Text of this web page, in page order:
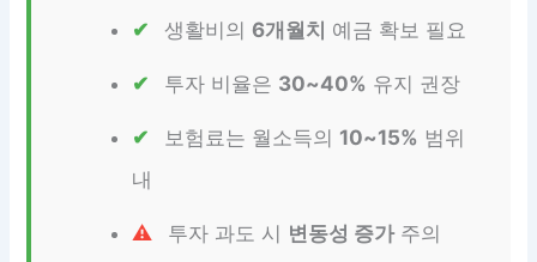
생활비의 6개월치 예금 확보 필요
투자 비율은 30~40% 유지 권장
보험료는 월소득의 10~15% 범위
내
투자 과도 시 변동성 증가주의